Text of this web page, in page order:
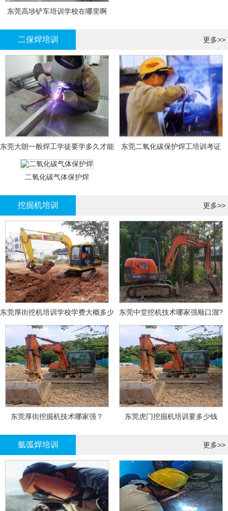
东莞高埗铲车培训学校在哪里啊
二保焊培训 更多>>
东莞大朗一般焊工学徒要学多久才能
拿证？
东莞二氧化碳保护焊工培训考证
二氧化碳气体保护焊
挖掘机培训 更多>>
东莞厚街挖机培训学校学费大概多少 东莞中堂挖机技术哪家强顺口溜?
东莞厚街挖掘机技术哪家强？ 东莞虎门挖掘机培训要多少钱
氩弧焊培训 更多>>